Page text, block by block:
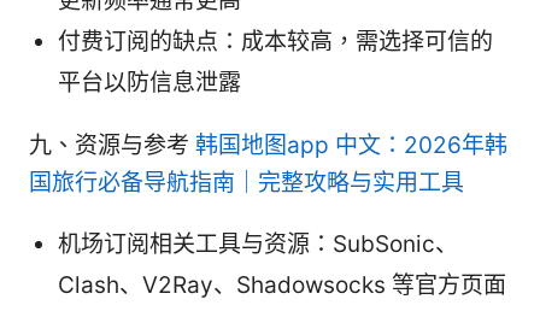
付费订阅的缺点：成本较高，需选择可信的
平台以防信息泄露
九、资源与参考 韩国地图app 中文：2026年韩
国旅行必备导航指南｜完整攻略与实用工具
机场订阅相关工具与资源：SubSonic、
Clash、V2Ray、Shadowsocks 等官方页面